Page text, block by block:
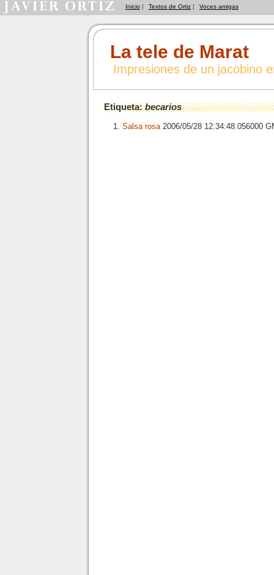
Inicio | Textos de Ortiz | Voces amigas
La tele de Marat
Impresiones de un jacobino
Etiqueta:becarios
Salsa rosa2006/05/28 12:34:48.056000